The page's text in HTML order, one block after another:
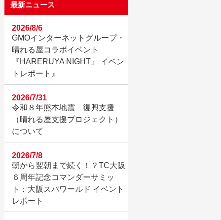
最新ニュース
GMOインターネットグループ・
晴れる屋コラボイベント
『HARERUYA NIGHT』 イベン
トレポート』
2026/8/6
令和８年熊本地震 復興支援
（晴れる屋支援プロジェクト）
について
2026/7/31
朝から翌朝まで続く！？TC大阪
６周年記念コマンダーサミッ
ト：大阪スパワールド イベント
レポート
2026/7/8